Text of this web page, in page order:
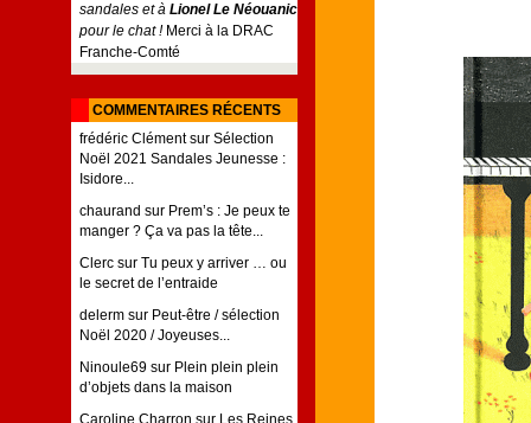
sandales et à Lionel Le Néouanic
pour le chat !Merci à la DRAC
Franche-Comté
COMMENTAIRES RÉCENTS
frédéric Clémentsur Sélection
Noël 2021 Sandales Jeunesse :
Isidore...
chaurand sur Prem’s : Je peux te
manger ? Ça va pas la tête...
Clerc sur Tu peux y arriver … ou
le secret de l’entraide
delerm sur Peut-être / sélection
Noël 2020 / Joyeuses...
Ninoule69 sur Plein plein plein
d’objets dans la maison
Caroline Charron sur Les Reines